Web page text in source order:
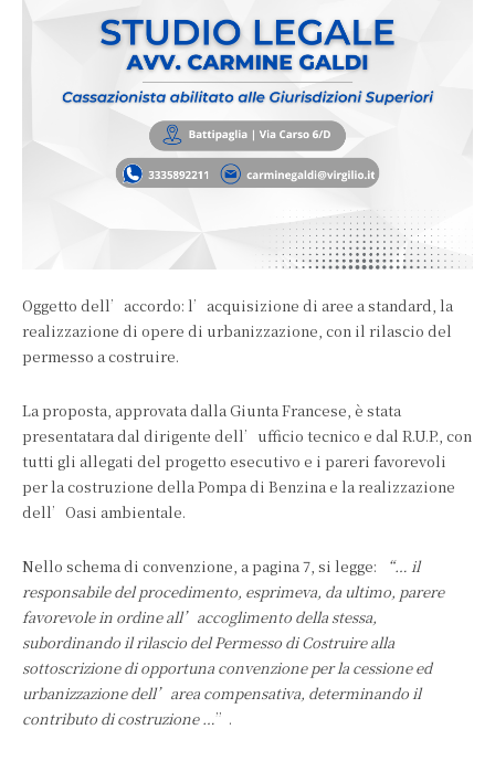
Oggetto dell’accordo: l’acquisizione di aree a standard, la
realizzazione di opere di urbanizzazione, con il rilascio del
permesso a costruire.
La proposta, approvata dalla Giunta Francese, è stata
presentatara dal dirigente dell’ufficio tecnico e dal R.U.P., con
tutti gli allegati del progetto esecutivo e i pareri favorevoli
per la costruzione della Pompa di Benzina e la realizzazione
dell’Oasi ambientale.
Nello schema di convenzione, a pagina 7, si legge:
“… il
responsabile del procedimento, esprimeva, da ultimo, parere
favorevole in ordine all’accoglimento della stessa,
subordinando il rilascio del Permesso di Costruire alla
sottoscrizione di opportuna convenzione per la cessione ed
urbanizzazione dell’area compensativa, determinando il
contributo di costruzione …”.